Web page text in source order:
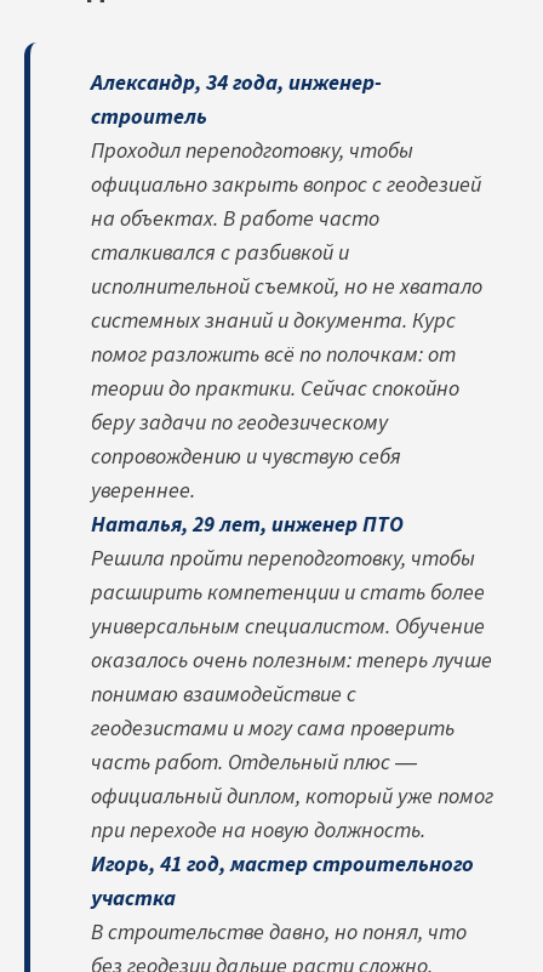
Александр, 34 года, инженер-
строитель
Проходил переподготовку, чтобы
официально закрыть вопрос с геодезией
на объектах. В работе часто
сталкивался с разбивкой и
исполнительной съемкой, но не хватало
системных знаний и документа. Курс
помог разложить всё по полочкам: от
теории до практики. Сейчас спокойно
беру задачи по геодезическому
сопровождению и чувствую себя
увереннее.
Наталья, 29 лет, инженер ПТО
Решила пройти переподготовку, чтобы
расширить компетенции и стать более
универсальным специалистом. Обучение
оказалось очень полезным: теперь лучше
понимаю взаимодействие с
геодезистами и могу сама проверить
часть работ. Отдельный плюс —
официальный диплом, который уже помог
при переходе на новую должность.
Игорь, 41 год, мастер строительного
участка
В строительстве давно, но понял, что